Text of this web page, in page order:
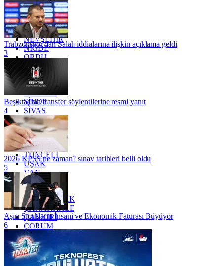
MARDİN
MERSİN
MUĞLA
MUŞ
NEVŞEHİR
NİĞDE
ORDU
OSMANİYE
RİZE
SAKARYA
SİNOP
SİVAS
SİİRT
TEKİRDAĞ
TOKAT
TRABZON
TUNCELİ
UŞAK
VAN
YALOVA
YOZGAT
ZONGULDAK
ÇANAKKALE
ÇANKIRI
ÇORUM
İSTANBUL
İZMİR
ŞANLIURFA
ŞIRNAK
Trabzonspor'dan Salah iddialarına ilişkin açıklama geldi
3
Beşiktaş'tan transfer söylentilerine resmi yanıt
4
2026 KPSS ne zaman? sınav tarihleri belli oldu
5
Aşırı Sıcakların İnsani ve Ekonomik Faturası Büyüyor
6